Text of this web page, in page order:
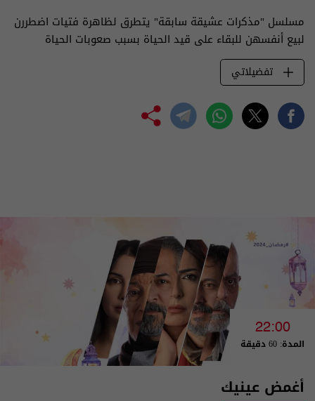
مسلسل "مذكرات عشيقة سابقة" يتطرق لظاهرة فتيات اضطررن
لبيع أنفسهن للبقاء على قيد الحياة بسبب صعوبات الحياة
تفضيلاتي
22:00
المدة: 60 دقيقة
أغمض عينيك